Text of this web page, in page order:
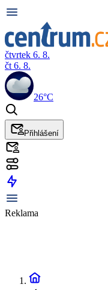
čtvrtek 6. 8.
čt 6. 8.
26°C
Přihlášení
Reklama